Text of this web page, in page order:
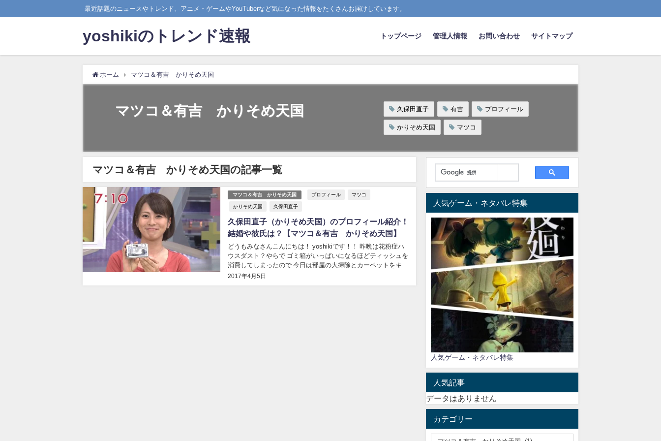
最近話題のニュースやトレンド、アニメ・ゲームやYouTuberなど気になった情報をたくさんお届けしています。
yoshikiのトレンド速報 トップページ 管理人情報 お問い合わせ サイトマップ
ホーム マツコ＆有吉 かりそめ天国
マツコ＆有吉 かりそめ天国 久保田直子 有吉 プロフィール
かりそめ天国 マツコ
マツコ＆有吉 かりそめ天国の記事一覧
マツコ＆有吉 かりそめ天国 プロフィール マツコ
かりそめ天国 久保田直子
久保田直子（かりそめ天国）のプロフィール紹介！
結婚や彼氏は？【マツコ＆有吉 かりそめ天国】
2017年4月5日
どうもみなさんこんにちは！ yoshikiです！！ 昨晩は花粉症ハ
ウスダスト？やらで ゴミ箱がいっぱいになるほどティッシュを
消費してしまったので 今日は部屋の大掃除とカーペットをキレ
イにしました（笑） 全体的に鼻の防御力が０なので 花粉やア
人気ゲーム・ネタバレ特集
人気ゲーム・ネタバレ特集
人気記事
データはありません
カテゴリー